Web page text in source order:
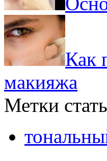
Как
макияжа
Метки